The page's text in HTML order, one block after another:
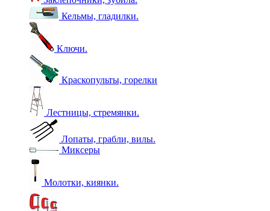
Кельмы, гладилки.
Ключи.
Краскопульты, горелки
Лестницы, стремянки.
Лопаты, грабли, вилы.
Миксеры
Молотки, киянки.